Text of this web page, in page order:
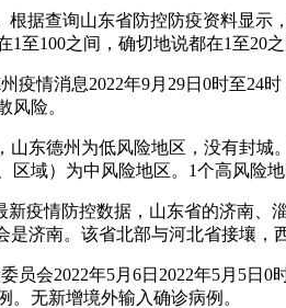
根据查询山东省防控防疫资料显
1至100之间，确切地说都在1至20
州疫情消息2022年9月29日0时至
风险。
山东德州为低风险地区，没有封
区域）为中风险地区。1个高风险
新疫情防控数据，山东省的济南
是济南。该省北部与河北省接壤，
员会2022年5月6日2022年5月5
。无新增境外输入确诊病例。